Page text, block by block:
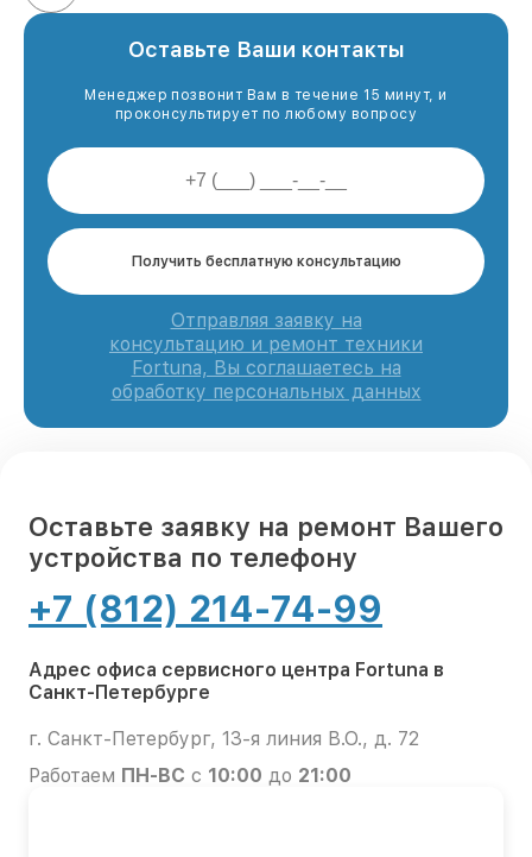
Оставьте Ваши контакты
Менеджер позвонит Вам в течение 15 минут, и
проконсультирует по любому вопросу
Получить бесплатную консультацию
Отправляя заявку на
консультацию и ремонт техники
Fortuna, Вы соглашаетесь на
обработку персональных данных
Оставьте заявку на ремонт Вашего
устройства по телефону
+7 (812) 214-74-99
Адрес офиса сервисного центра Fortuna в
Санкт-Петербурге
г. Санкт-Петербург, 13-я линия В.О., д. 72
Работаем ПН-ВС с 10:00 до 21:00